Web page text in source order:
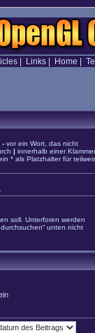
| Links| Home
- vor ein Wort, das nicht
| innerhalb einer
* als Platzhalter für
soll. Unterforen werden
unten nicht